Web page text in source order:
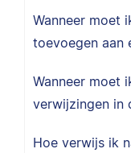
Wanneer moet
toevoegen aan
Wanneer moet
verwijzingen in
Hoe verwijs ik